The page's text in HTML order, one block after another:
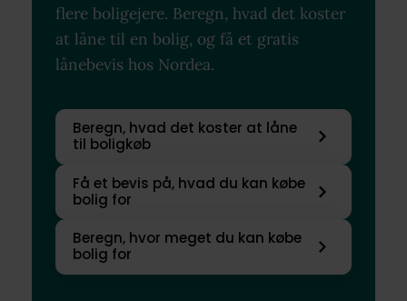
flere boligejere. Beregn, hvad det koster
at låne til en bolig, og få et gratis
lånebevis hos Nordea.
Beregn, hvad det koster at låne
til boligkøb
Få et bevis på, hvad du kan købe
bolig for
Beregn, hvor meget du kan købe
bolig for